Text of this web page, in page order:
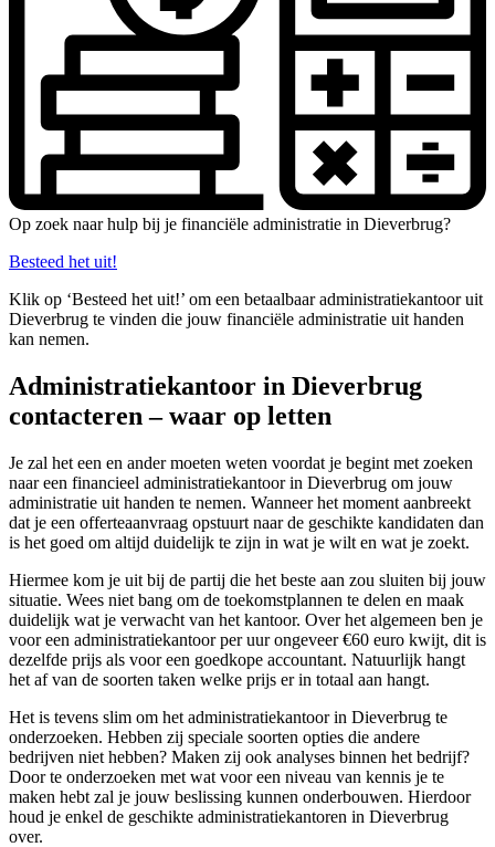
Op zoek naar hulp bij je financiële administratie in Dieverbrug?
Besteed het uit!
Klik op ‘Besteed het uit!’ om een betaalbaar administratiekantoor uit
Dieverbrug te vinden die jouw financiële administratie uit handen
kan nemen.
Administratiekantoor in Dieverbrug
contacteren – waar op letten
Je zal het een en ander moeten weten voordat je begint met zoeken
naar een financieel administratiekantoor in Dieverbrug om jouw
administratie uit handen te nemen. Wanneer het moment aanbreekt
dat je een offerteaanvraag opstuurt naar de geschikte kandidaten dan
is het goed om altijd duidelijk te zijn in wat je wilt en wat je zoekt.
Hiermee kom je uit bij de partij die het beste aan zou sluiten bij jouw
situatie. Wees niet bang om de toekomstplannen te delen en maak
duidelijk wat je verwacht van het kantoor. Over het algemeen ben je
voor een administratiekantoor per uur ongeveer €60 euro kwijt, dit is
dezelfde prijs als voor een goedkope accountant. Natuurlijk hangt
het af van de soorten taken welke prijs er in totaal aan hangt.
Het is tevens slim om het administratiekantoor in Dieverbrug te
onderzoeken. Hebben zij speciale soorten opties die andere
bedrijven niet hebben? Maken zij ook analyses binnen het bedrijf?
Door te onderzoeken met wat voor een niveau van kennis je te
maken hebt zal je jouw beslissing kunnen onderbouwen. Hierdoor
houd je enkel de geschikte administratiekantoren in Dieverbrug
over.